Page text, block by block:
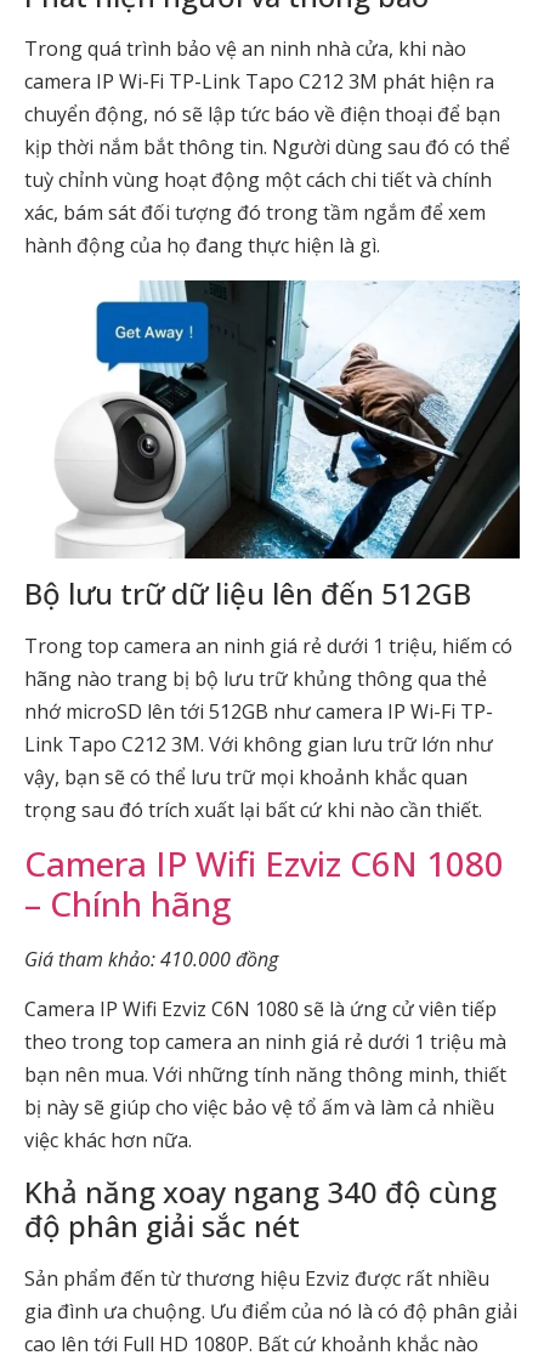
Trong quá trình bảo vệ an ninh nhà cửa, khi nào
camera IP Wi-Fi TP-Link Tapo C212 3M phát hiện ra
chuyển động, nó sẽ lập tức báo về điện thoại để bạn
kịp thời nắm bắt thông tin. Người dùng sau đó có thể
tuỳ chỉnh vùng hoạt động một cách chi tiết và chính
xác, bám sát đối tượng đó trong tầm ngắm để xem
hành động của họ đang thực hiện là gì.
Bộ lưu trữ dữ liệu lên đến 512GB
Trong top camera an ninh giá rẻ dưới 1 triệu, hiếm có
hãng nào trang bị bộ lưu trữ khủng thông qua thẻ
nhớ microSD lên tới 512GB như camera IP Wi-Fi TP-
Link Tapo C212 3M. Với không gian lưu trữ lớn như
vậy, bạn sẽ có thể lưu trữ mọi khoảnh khắc quan
trọng sau đó trích xuất lại bất cứ khi nào cần thiết.
Camera IP Wifi Ezviz C6N 1080
– Chính hãng
Giá tham khảo: 410.000 đồng
Camera IP Wifi Ezviz C6N 1080 sẽ là ứng cử viên tiếp
theo trong top camera an ninh giá rẻ dưới 1 triệu mà
bạn nên mua. Với những tính năng thông minh, thiết
bị này sẽ giúp cho việc bảo vệ tổ ấm và làm cả nhiều
việc khác hơn nữa.
Khả năng xoay ngang 340 độ cùng
độ phân giải sắc nét
Sản phẩm đến từ thương hiệu Ezviz được rất nhiều
gia đình ưa chuộng. Ưu điểm của nó là có độ phân giải
cao lên tới Full HD 1080P. Bất cứ khoảnh khắc nào